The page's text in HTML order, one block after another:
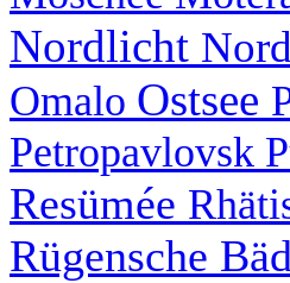
Nordlicht
Omalo Ostsee
Petropavlovsk
Resümée
Rügensche